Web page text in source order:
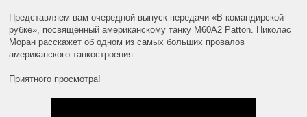
Представляем вам очередной выпуск передачи «В командирской
рубке», посвящённый американскому танку M60A2 Patton. Николас
Моран расскажет об одном из самых больших провалов
американского танкостроения.
Приятного просмотра!